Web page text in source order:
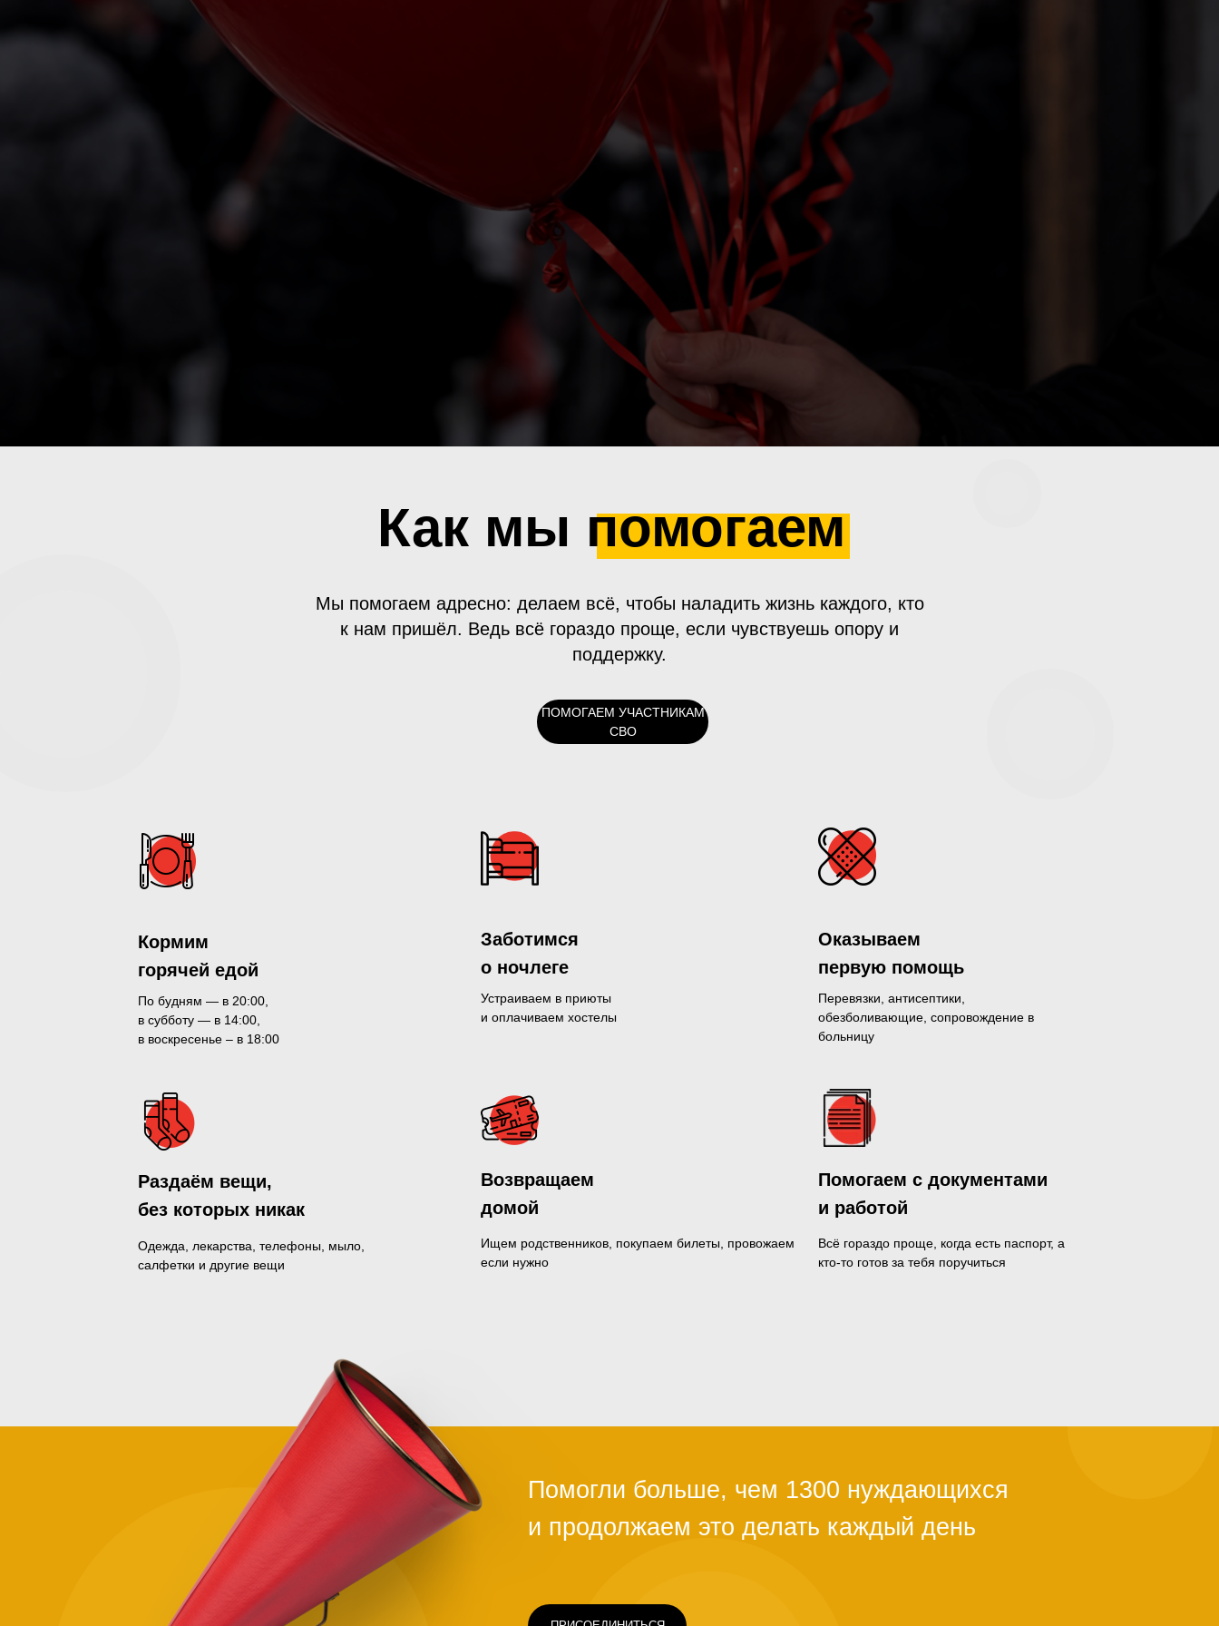
Как мы помогаем
ПОМОГАЕМ УЧАСТНИКАМ
СВО
Мы помогаем адресно: делаем всё, чтобы наладить жизнь каждого, кто
к нам пришёл. Ведь всё гораздо проще, если чувствуешь опору и
поддержку.
По будням — в 20:00,
в субботу — в 14:00,
в воскресенье – в 18:00
Устраиваем в приюты
и оплачиваем хостелы
Перевязки, антисептики,
обезболивающие, сопровождение в
больницу
Кормим
горячей едой
Заботимся
о ночлеге
Оказываем
первую помощь
Одежда, лекарства, телефоны, мыло,
салфетки и другие вещи
Ищем родственников, покупаем билеты, провожаем
если нужно
Всё гораздо проще, когда есть паспорт, а
кто-то готов за тебя поручиться
Раздаём вещи,
без которых никак
Возвращаем
домой
Помогаем с документами
и работой
и продолжаем это делать каждый день
Зачем
помогать
нуждающимся
здоровья или вовремя не дали нужной поддержки.
проще сдаться, чем бороться и идти дальше. Как